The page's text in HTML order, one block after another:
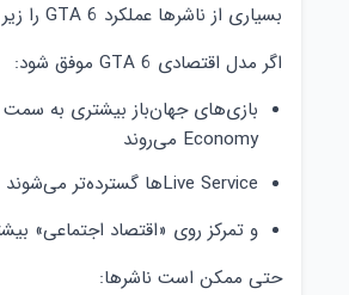
بسیاری از ناشرها عملکرد GTA 6 را زیر نظر دارند.
اگر مدل اقتصادی GTA 6 موفق شود:
Economy می‌روند
Live Serviceها گسترده‌تر می‌شوند
و تمرکز روی «اقتصاد اجتماعی»
حتی ممکن است ناشرها: